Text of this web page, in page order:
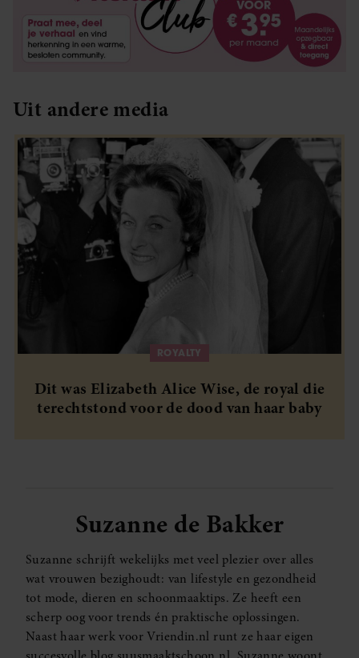
Uit andere media
ROYALTY
Dit was Elizabeth Alice Wise, de royal die
terechtstond voor de dood van haar baby
Suzanne de Bakker
Suzanne schrijft wekelijks met veel plezier over alles
wat vrouwen bezighoudt: van lifestyle en gezondheid
tot mode, dieren en schoonmaaktips. Ze heeft een
scherp oog voor trends én praktische oplossingen.
Naast haar werk voor Vriendin.nl runt ze haar eigen